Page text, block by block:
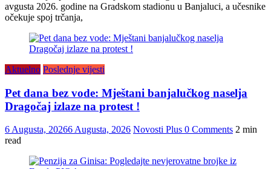
avgusta 2026. godine na Gradskom stadionu u Banjaluci, a učesnike
očekuje spoj trčanja,
Aktuelno Poslednje vijesti
Pet dana bez vode: Mještani banjalučkog naselja
Dragočaj izlaze na protest !
6 Augusta, 20266 Augusta, 2026 Novosti Plus 0 Comments 2 min
read